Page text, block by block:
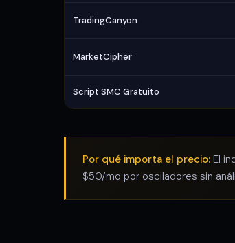
TradingCanyon
MarketCipher
Script SMC Gratuito
Por qué importa el precio: El
$50/mo por osciladores sin